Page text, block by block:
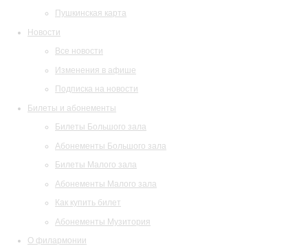
Пушкинская карта
Новости
Все новости
Изменения в афише
Подписка на новости
Билеты и абонементы
Билеты Большого зала
Абонементы Большого зала
Билеты Малого зала
Абонементы Малого зала
Как купить билет
Абонементы Музитория
О филармонии